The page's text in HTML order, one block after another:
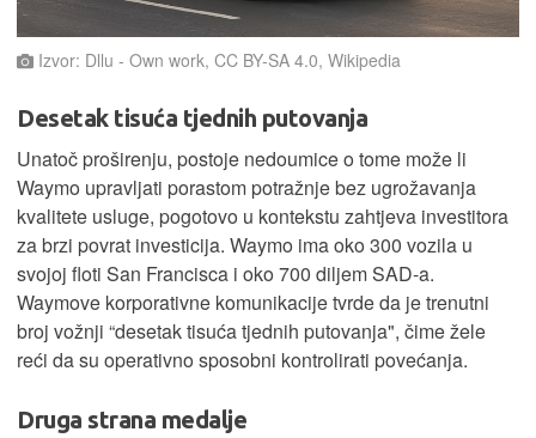
Izvor: Dllu - Own work, CC BY-SA 4.0, Wikipedia
Desetak tisuća tjednih putovanja
Unatoč proširenju, postoje nedoumice o tome može li
Waymo upravljati porastom potražnje bez ugrožavanja
kvalitete usluge, pogotovo u kontekstu zahtjeva investitora
za brzi povrat investicija. Waymo ima oko 300 vozila u
svojoj floti San Francisca i oko 700 diljem SAD-a.
Waymove korporativne komunikacije tvrde da je trenutni
broj vožnji “desetak tisuća tjednih putovanja", čime žele
reći da su operativno sposobni kontrolirati povećanja.
Druga strana medalje